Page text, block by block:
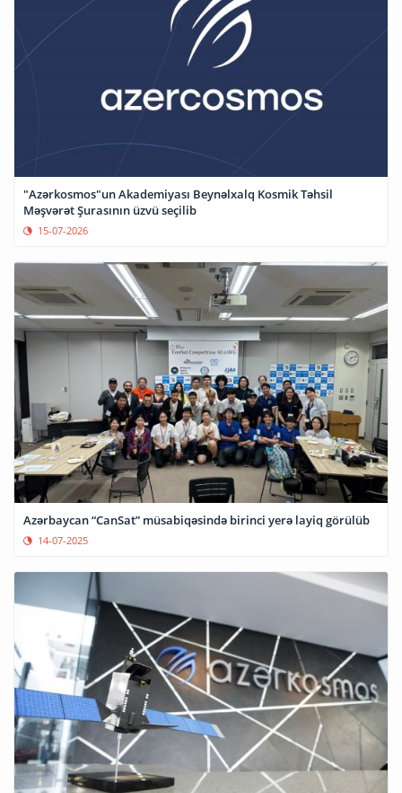
"Azərkosmos"un Akademiyası Beynəlxalq Kosmik Təhsil
Məşvərət Şurasının üzvü seçilib
15-07-2026
Azərbaycan “CanSat” müsabiqəsində birinci yerə layiq görülüb
14-07-2025